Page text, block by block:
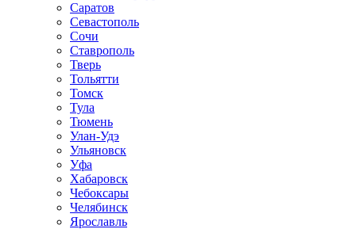
Саратов
Севастополь
Сочи
Ставрополь
Тверь
Тольятти
Томск
Тула
Тюмень
Улан-Удэ
Ульяновск
Уфа
Хабаровск
Чебоксары
Челябинск
Ярославль